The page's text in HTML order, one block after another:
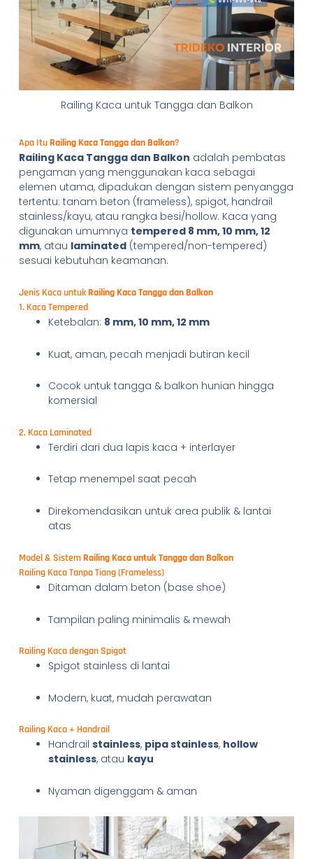
Railing Kaca untuk Tangga dan Balkon
Apa ItuRailing Kaca Tangga dan Balkon?
Railing Kaca Tangga dan Balkon adalah pembatas
pengaman yang menggunakan kaca sebagai
elemen utama, dipadukan dengan sistem penyangga
tertentu: tanam beton (frameless), spigot, handrail
stainless/kayu, atau rangka besi/hollow. Kaca yang
digunakan umumnya tempered 8 mm, 10 mm, 12
mm, atau laminated(tempered/non-tempered)
sesuai kebutuhan keamanan.
Jenis Kaca untukRailing Kaca Tangga dan Balkon
1. Kaca Tempered
Ketebalan: 8 mm, 10 mm, 12 mm
Kuat, aman, pecah menjadi butiran kecil
Cocok untuk tangga & balkon hunian hingga
komersial
2. Kaca Laminated
Terdiri dari dua lapis kaca + interlayer
Tetap menempel saat pecah
Direkomendasikan untuk area publik & lantai
atas
Model & SistemRailing Kaca untuk Tangga dan Balkon
Railing Kaca Tanpa Tiang (Frameless)
Ditaman dalam beton (base shoe)
Tampilan paling minimalis & mewah
Railing Kaca dengan Spigot
Spigot stainless di lantai
Modern, kuat, mudah perawatan
Railing Kaca + Handrail
Handrail stainless, pipa stainless, hollow
stainless, atau kayu
Nyaman digenggam & aman